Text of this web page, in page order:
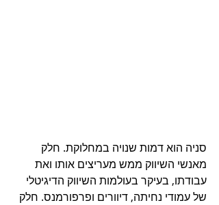
סניה הוא דמות שנויה במחלוקת. חלק
מאנשי השיווק ממש מעריצים אותו ואת
עבודתו, בעיקר בעולמות השיווק הדיגיטלי
של עמודי נחיתה, דיוורים ופרפורמנס. חלק